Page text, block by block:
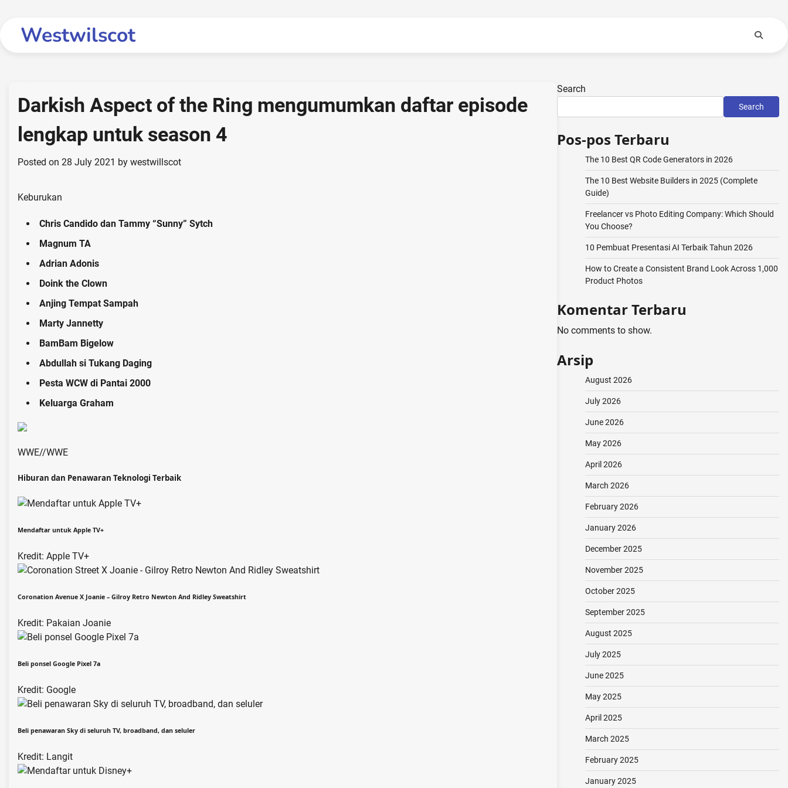
contentWestwilscot
Darkish Aspect of the Ring mengumumkan daftar episode
lengkap untuk season 4
Posted on 28 July 2021 by westwillscot
Keburukan
Chris Candido dan Tammy “Sunny” Sytch
Magnum TA
Adrian Adonis
Doink the Clown
Anjing Tempat Sampah
Marty Jannetty
BamBam Bigelow
Abdullah si Tukang Daging
Pesta WCW di Pantai 2000
Keluarga Graham
WWE//WWE
Hiburan dan Penawaran Teknologi Terbaik
Mendaftar untuk Apple TV+
Kredit: Apple TV+
Coronation Avenue X Joanie – Gilroy Retro Newton And Ridley Sweatshirt
Kredit: Pakaian Joanie
Beli ponsel Google Pixel 7a
Kredit: Google
Beli penawaran Sky di seluruh TV, broadband, dan seluler
Kredit: Langit
Search
Search
Pos-pos Terbaru
The 10 Best QR Code Generators in 2026
The 10 Best Website Builders in 2025 (Complete
Guide)
Freelancer vs Photo Editing Company: Which Should
You Choose?
10 Pembuat Presentasi AI Terbaik Tahun 2026
How to Create a Consistent Brand Look Across 1,000
Product Photos
Komentar Terbaru
No comments to show.
Arsip
August 2026
July 2026
June 2026
May 2026
April 2026
March 2026
February 2026
January 2026
December 2025
November 2025
October 2025
September 2025
August 2025
July 2025
June 2025
May 2025
April 2025
March 2025
February 2025
January 2025